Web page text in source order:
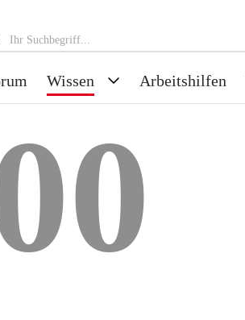
Wissen Arbeitshilfen